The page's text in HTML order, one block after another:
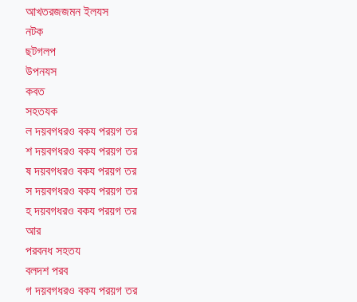
আখতরজজমন ইলযস
নটক
ছটগলপ
উপনযস
কবত
সহতযক
ল দয়বগধরও বকয পরয়গ তর
শ দয়বগধরও বকয পরয়গ তর
ষ দয়বগধরও বকয পরয়গ তর
স দয়বগধরও বকয পরয়গ তর
হ দয়বগধরও বকয পরয়গ তর
আর
পরবনধ সহতয
বলদশ পরব
গ দয়বগধরও বকয পরয়গ তর